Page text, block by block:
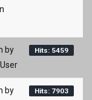
by
Hits: 5459
by
Hits: 7903